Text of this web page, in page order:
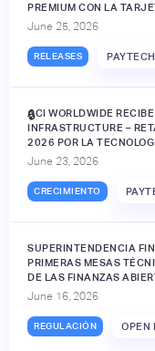
PREMIUM CON LA
June 25, 2026
RELEASES
ACI WORLDWIDE
INFRASTRUCTURE –
2026 POR LA
June 23, 2026
CRECIMIENTO
🔒
SUPERINTENDENCIA
PRIMERAS MESAS
DE LAS FINANZAS
June 16, 2026
REGULACIÓN OPEN